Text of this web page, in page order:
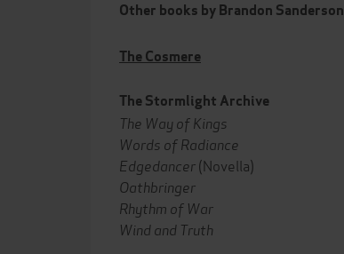
Other books by Brandon Sanderson
The Cosmere
The Stormlight Archive
The Way of Kings
Words of Radiance
Edgedancer(Novella)
Oathbringer
Rhythm of War
Wind and Truth